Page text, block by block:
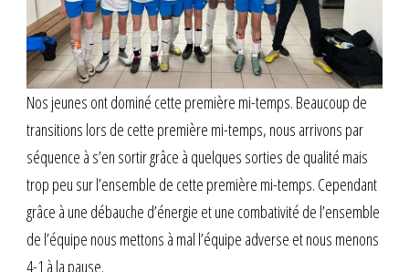
Nos jeunes ont dominé cette première mi-temps. Beaucoup de
transitions lors de cette première mi-temps, nous arrivons par
séquence à s’en sortir grâce à quelques sorties de qualité mais
trop peu sur l’ensemble de cette première mi-temps. Cependant
grâce à une débauche d’énergie et une combativité de l’ensemble
de l’équipe nous mettons à mal l’équipe adverse et nous menons
4-1 à la pause.